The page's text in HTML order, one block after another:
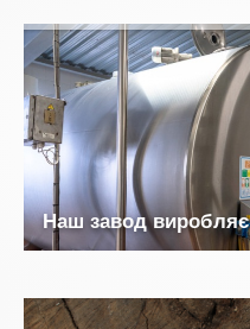
Наш завод виробляє